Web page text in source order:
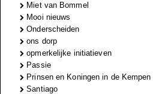
Miet van Bommel
Mooi nieuws
Onderscheiden
ons dorp
opmerkelijke initiatieven
Passie
Prinsen en Koningen in de Kempen
Santiago